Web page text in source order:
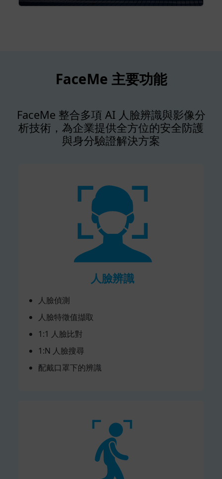
FaceMe 主要功能
FaceMe 整合多項 AI 人臉辨識與影像分
析技術，為企業提供全方位的安全防護
與身分驗證解決方案
人臉辨識
人臉偵測
人臉特徵值擷取
1:1 人臉比對
1:N 人臉搜尋
配戴口罩下的辨識